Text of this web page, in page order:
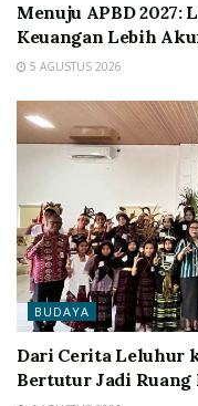
Menuju APBD 2027:
Keuangan Lebih
5 AGUSTUS 2026
BUDAYA
Dari Cerita Leluhur
Bertutur Jadi